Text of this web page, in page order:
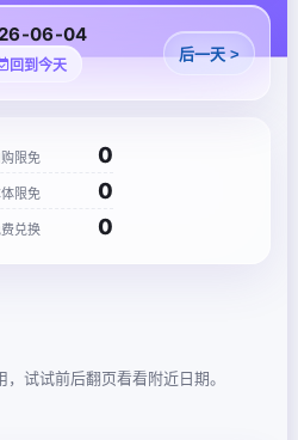
06-04
回到今天
后一天 >
限免 0
限免 0
兑换 0
试试前后翻页看看附近日期。